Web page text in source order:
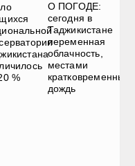
%
О ПОГОДЕ:
сегодня в
Таджикистане
переменная
облачность,
местами
кратковременный
дождь